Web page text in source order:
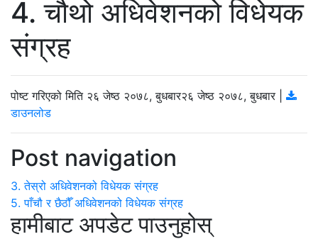
4. चौथो अधिवेशनको विधेयक
संग्रह
पोष्ट गरिएको मिति २६ जेष्ठ २०७८, बुधबार२६ जेष्ठ २०७८, बुधबार
डाउनलोड
Post navigation
3. तेस्रो अधिवेशनको विधेयक संग्रह
5. पाँचौ र छैठौँ अधिवेशनको विधेयक संग्रह
हामीबाट अपडेट पाउनुहोस्